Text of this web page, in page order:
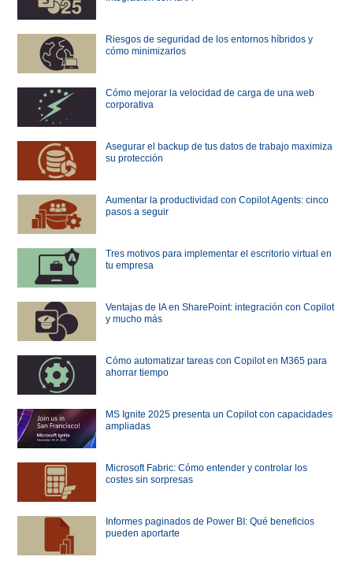
Riesgos de seguridad de los entornos híbridos y
cómo minimizarlos
Cómo mejorar la velocidad de carga de una web
corporativa
Asegurar el backup de tus datos de trabajo maximiza
su protección
Aumentar la productividad con Copilot Agents: cinco
pasos a seguir
Tres motivos para implementar el escritorio virtual en
tu empresa
Ventajas de IA en SharePoint: integración con Copilot
y mucho más
Cómo automatizar tareas con Copilot en M365 para
ahorrar tiempo
MS Ignite 2025 presenta un Copilot con capacidades
ampliadas
Microsoft Fabric: Cómo entender y controlar los
costes sin sorpresas
Informes paginados de Power BI: Qué beneficios
pueden aportarte